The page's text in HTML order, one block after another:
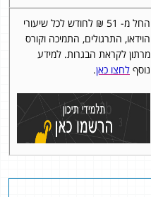
החל מ- 51 ₪ לחודש לכל שיעורי
הוידאו, התרגולים, התמיכה וקורס
מרתון לקראת הבגרות. למידע
נוסף לחצו כאן.